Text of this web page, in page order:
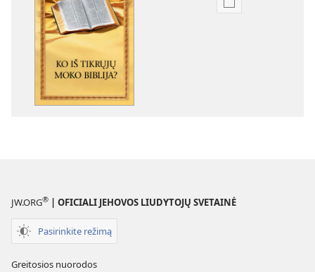
Skaitmeninių
JW.ORG® | OFICIALI JEHOVOS LIUDYTOJŲ SVETAINĖ
Pasirinkite režimą
Greitosios nuorodos